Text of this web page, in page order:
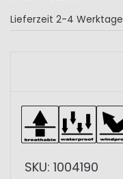
Lieferzeit 2-4 Werktage
SKU: 1004190